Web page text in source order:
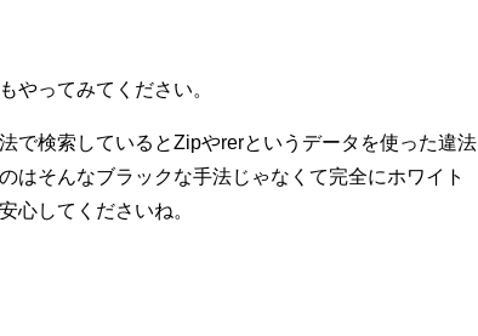
やってみてください。
で検索しているとZipやrerというデータを使った違法
はそんなブラックな手法じゃなくて完全にホワイト
心してくださいね。